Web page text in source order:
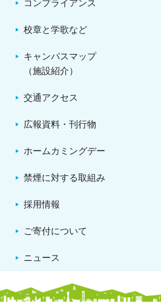
コンプライアンス
校章と学歌など
キャンパスマップ
（施設紹介）
交通アクセス
広報資料・刊行物
ホームカミングデー
禁煙に対する取組み
採用情報
ご寄付について
ニュース